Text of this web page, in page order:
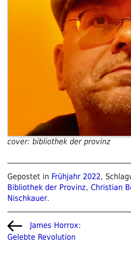
cover: bibliothek der provinz
Gepostet in Frühjahr 2022,
Bibliothek der Provinz, Christian
Nischkauer.
Beitragsnavigation
Vorheriger
Beitrag
James Horrox:
Gelebte Revolution